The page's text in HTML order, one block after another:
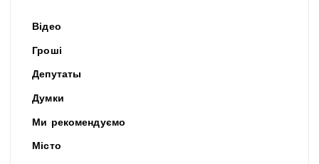
Відео
Гроші
Депутаты
Думки
Ми рекомендуємо
Місто